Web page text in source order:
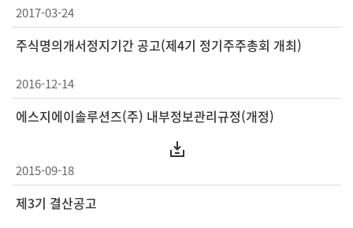
2017-03-24
주식명의개서정지기간 공고(제4기 정기주주총회 개최)
2016-12-14
에스지에이솔루션즈(주) 내부정보관리규정(개정)
2015-09-18
제3기 결산공고